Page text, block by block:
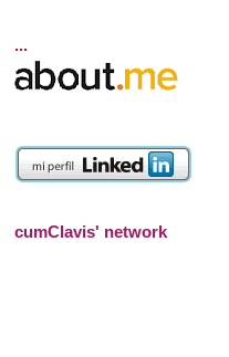
...
cumClavis' network